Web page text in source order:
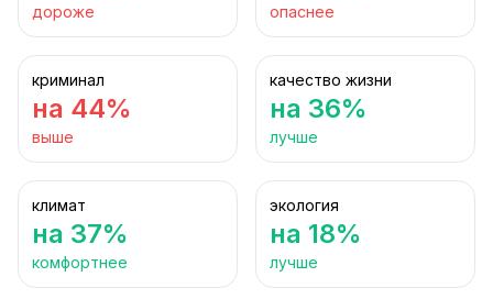
дороже опаснее
криминал
на 44%
выше
качество жизни
на 36%
лучше
климат
на 37%
комфортнее
экология
на 18%
лучше